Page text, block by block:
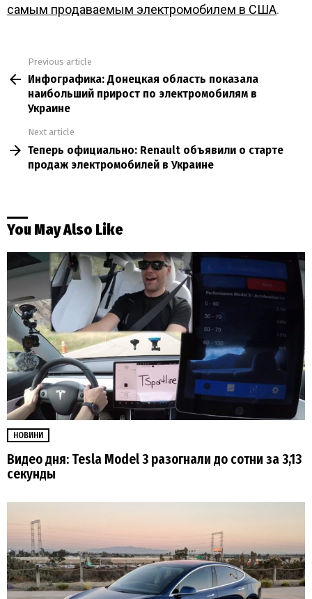
самым продаваемым электромобилем в США.
more
Previous article
Инфографика: Донецкая область показала
наибольший прирост по электромобилям в
Украине
Next article
Теперь официально: Renault объявили о старте
продаж электромобилей в Украине
You May Also Like
НОВИНИ
Видео дня: Tesla Model 3 разогнали до сотни за 3,13
секунды